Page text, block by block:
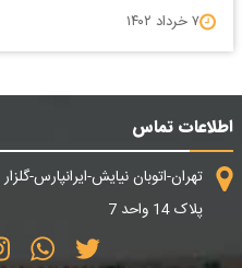
۷ خرداد ۱۴۰۲
اطلاعات تماس
تهران-اتوبان نیایش-
پلاک 14 واحد 7